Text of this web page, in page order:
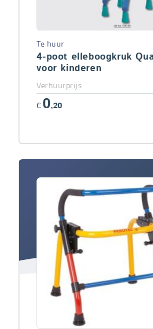
4-poot elleboogkruk
voor kinderen
Te huur
Verhuurprijs
€ 0,20